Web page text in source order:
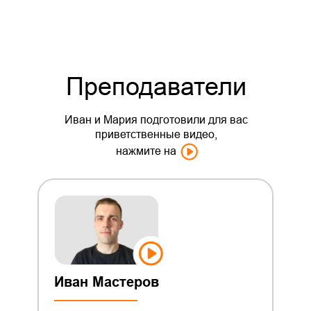
Преподаватели
Иван и Мария подготовили для вас
приветственные видео,
нажмите на
Иван Мастеров